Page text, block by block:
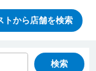
トから店舗を検索
検索